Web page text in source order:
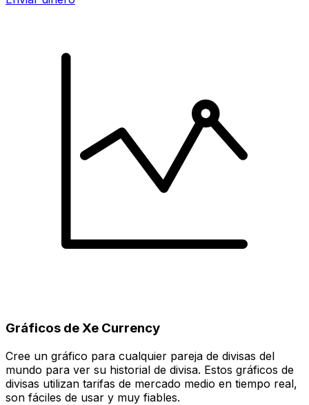
Gráficos de Xe Currency
Cree un gráfico para cualquier pareja de divisas del
mundo para ver su historial de divisa. Estos gráficos de
divisas utilizan tarifas de mercado medio en tiempo real,
son fáciles de usar y muy fiables.